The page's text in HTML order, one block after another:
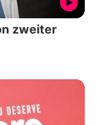
zweiter